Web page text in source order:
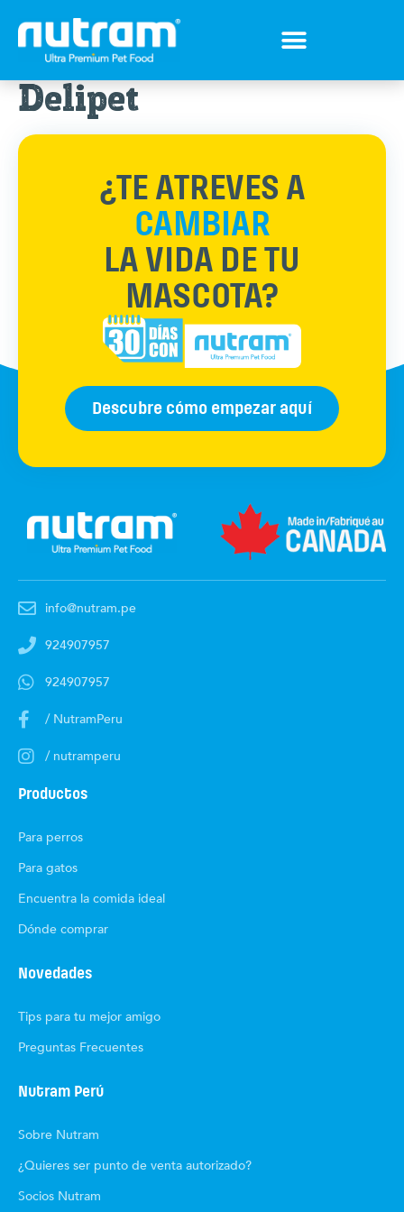
Delipet
¿TE ATREVES A
CAMBIAR
LA VIDA DE TU
MASCOTA?
Descubre cómo empezar aquí
info@nutram.pe
924907957
924907957
/ NutramPeru
/ nutramperu
Productos
Para perros
Para gatos
Encuentra la comida ideal
Dónde comprar
Novedades
Tips para tu mejor amigo
Preguntas Frecuentes
Nutram Perú
Sobre Nutram
¿Quieres ser punto de venta autorizado?
Socios Nutram